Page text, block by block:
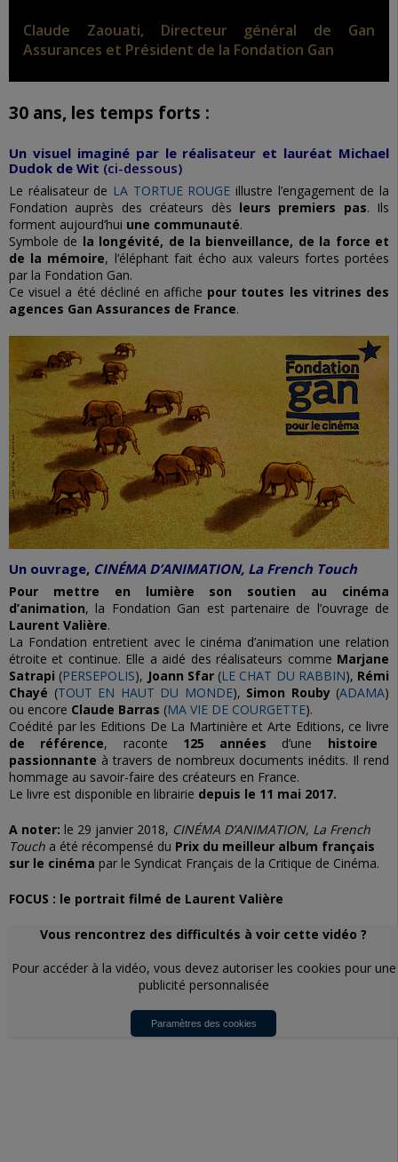
Claude Zaouati, Directeur général de Gan
Assurances et Président de la Fondation Gan
30 ans, les temps forts :
Un visuel imaginé par le réalisateur et lauréat Michael
Dudok de Wit (ci-dessous)
Le réalisateur de LA TORTUE ROUGE illustre l’engagement de la
Fondation auprès des créateurs dès leurs premiers pas. Ils
forment aujourd’hui une communauté.
Symbole de la longévité, de la bienveillance, de la force et
de la mémoire, l’éléphant fait écho aux valeurs fortes portées
par la Fondation Gan.
Ce visuel a été décliné en affiche pour toutes les vitrines des
agences Gan Assurances de France.
Un ouvrage, CINÉMA D’ANIMATION, La French Touch
Pour mettre en lumière son soutien au cinéma
d’animation, la Fondation Gan est partenaire de l’ouvrage de
Laurent Valière.
La Fondation entretient avec le cinéma d’animation une relation
étroite et continue. Elle a aidé des réalisateurs comme Marjane
Satrapi (PERSEPOLIS), Joann Sfar(LE CHAT DU RABBIN), Rémi
Chayé (TOUT EN HAUT DU MONDE), Simon Rouby(ADAMA)
ou encore Claude Barras (MA VIE DE COURGETTE).
Coédité par les Editions De La Martinière et Arte Editions, ce livre
de référence, raconte 125 années d’une histoire
passionnante à travers de nombreux documents inédits. Il rend
hommage au savoir-faire des créateurs en France.
Le livre est disponible en librairie depuis le 11 mai 2017.
A noter: le 29 janvier 2018, CINÉMA D’ANIMATION, La French
Touch a été récompensé du Prix du meilleur album français
sur le cinéma par le Syndicat Français de la Critique de Cinéma.
FOCUS : le portrait filmé de Laurent Valière
Vous rencontrez des difficultés à voir cette vidéo ?
Pour accéder à la vidéo, vous devez autoriser les cookies pour une
publicité personnalisée
Paramètres des cookies